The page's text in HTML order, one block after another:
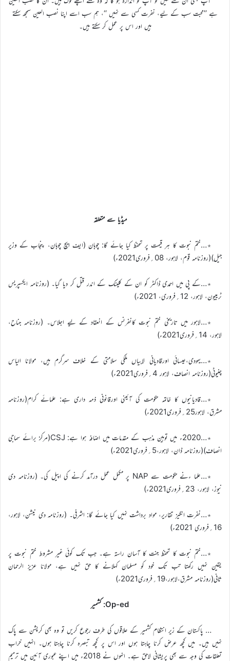
ہے ’’محبت سب کے لیے، نفرت کسی سے نہیں ‘‘، ہم سب اسے اپنا نصب العین سمجھ سکتے
ہیں اور اس پر عمل کر سکتے ہیں۔
میڈیا سے متعلقہ
٭…ختم نبوت کا ہر قیمت پر تحفظ کیا جائے گا: چوہان (ایف ایچ چوہان، پنجاب کے وزیر
جیل)(روزنامہ قوم، لاہور، 08؍فروری2021ء)
٭…کے پی میں احمدی ڈاکٹر کو ان کے کلینک کے اندر قتل کر دیا گیا۔ (روزنامہ ایکسپریس
ٹریبیون، لاہور، 12؍فروری، 2021ء)
٭…لاہور میں تاریخی ختم نبوت کانفرنس کے انعقاد کے لیے اجلاس۔ (روزنامہ جناح،
لاہور، 14؍فروری2021ء)
٭…یہودی،عیسائی اورقادیانی لابیاں ملکی سلامتی کے خلاف سرگرم ہیں، مولانا الیاس
چنیوٹی(روزنامہ انصاف، لاہور 4؍فروری2021ء)
٭…قادیانیوں کا خاتمہ حکومت کی آئینی اورقانونی ذمہ داری ہے: علمائے کرام(روزنامہ
مشرق، لاہور25؍فروری2021ء)
٭…2020ء میں توہین مذہب کے مقدمات میں اضافہ ہوا ہے: CSJ(مرکز برائے سماجی
انصاف)(روزنامہ ڈان، لاہور،5؍فروری2021ء)
٭…علما ءنے حکومت سے NAP پر مکمل عمل درآمد کرنے کی اپیل کی۔ (روزنامہ دی
نیوز، لاہور، 23؍فروری2021ء)
٭…نفرت انگیز تقاریر، مواد برداشت نہیں کیا جائے گا: اشرفی۔ (روزنامہ دی نیشن، لاہور،
16؍فروری 2021ء)
٭…ختم نبوت کا تحفظ جنت کا آسان راستہ ہے۔ جب تک کوئی غیر مشروط ختم نبوت پر
یقین نہیں رکھتا تب تک خود کو مسلمان کہلانے کا حق نہیں ہے، مولانا عزیز الرحمان
ثانی(روزنامہ مشرق،لاہور،19؍فروری2021ء)
Op-ed: کشمیر
… پاکستان کے زیر انتظام کشمیر کے علاقوں کی طرف رجوع کریں تو وہ بھی کرپشن سے پاک
نہیں ہیں۔ میں کچھ عرض کرنا چاہتا ہوں اور اس پر کچھ تبصرہ کرنا چاہتا ہوں۔ انہیں خراب
تعلقات کی وجہ سے بھی پریشانی لاحق ہے۔ انہوں نے 2018ء میں اپنے عبوری آئین میں ترمیم